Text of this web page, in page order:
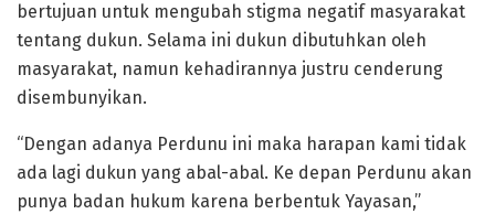
bertujuan untuk mengubah stigma negatif masyarakat
tentang dukun. Selama ini dukun dibutuhkan oleh
masyarakat, namun kehadirannya justru cenderung
disembunyikan.
“Dengan adanya Perdunu ini maka harapan kami tidak
ada lagi dukun yang abal-abal. Ke depan Perdunu akan
punya badan hukum karena berbentuk Yayasan,”